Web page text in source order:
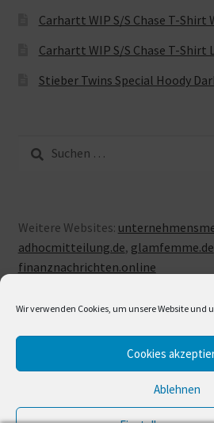
Wir verwenden Cookies, um unsere Website und
Cookies
Ablehnen
Einstellungen
Carhartt WIP S/S Chase T-Shirt
Carhartt WIP S/S Chase T-Shirt
Stieber Twins Special Hoody
Suche
nach:
Weitere Websites:
adhocmitteilung.de, glamfemme.de
finanznachrichten.online
© LUXUSLOVE 2026
Erstellt mit Storefront &